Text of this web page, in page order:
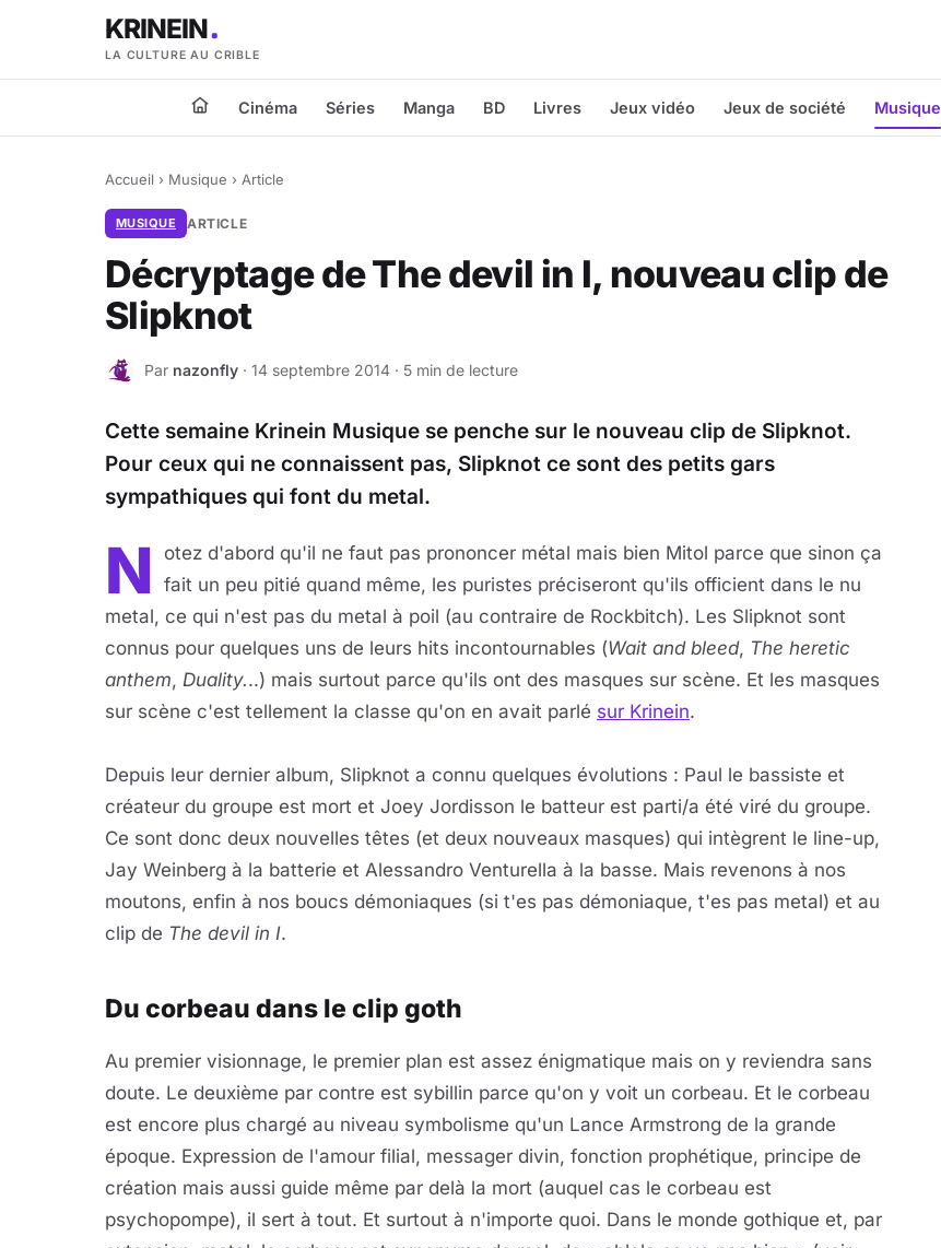
KRINEIN
LA CULTURE AU CRIBLE
Cinéma Séries Manga BD Livres Jeux vidéo Jeux de société Musique
Accueil › Musique › Article
MUSIQUE ARTICLE
Décryptage de The devil in I, nouveau clip de
Slipknot
N Par nazonfly · 14 septembre 2014 · 5 min de lecture
Cette semaine Krinein Musique se penche sur le nouveau clip de Slipknot.
Pour ceux qui ne connaissent pas, Slipknot ce sont des petits gars
sympathiques qui font du metal.
N
otez d'abord qu'il ne faut pas prononcer métal mais bien Mitol parce que sinon ça
fait un peu pitié quand même, les puristes préciseront qu'ils officient dans le nu
metal, ce qui n'est pas du metal à poil (au contraire de Rockbitch). Les Slipknot sont
connus pour quelques uns de leurs hits incontournables (Wait and bleed, The heretic
anthem, Duality...) mais surtout parce qu'ils ont des masques sur scène. Et les masques
sur scène c'est tellement la classe qu'on en avait parlé sur Krinein.
Depuis leur dernier album, Slipknot a connu quelques évolutions : Paul le bassiste et
créateur du groupe est mort et Joey Jordisson le batteur est parti/a été viré du groupe.
Ce sont donc deux nouvelles têtes (et deux nouveaux masques) qui intègrent le line-up,
Jay Weinberg à la batterie et Alessandro Venturella à la basse. Mais revenons à nos
moutons, enfin à nos boucs démoniaques (si t'es pas démoniaque, t'es pas metal) et au
clip de The devil in I.
Du corbeau dans le clip goth
Au premier visionnage, le premier plan est assez énigmatique mais on y reviendra sans
doute. Le deuxième par contre est sybillin parce qu'on y voit un corbeau. Et le corbeau
est encore plus chargé au niveau symbolisme qu'un Lance Armstrong de la grande
époque. Expression de l'amour filial, messager divin, fonction prophétique, principe de
création mais aussi guide même par delà la mort (auquel cas le corbeau est
psychopompe), il sert à tout. Et surtout à n'importe quoi. Dans le monde gothique et, par